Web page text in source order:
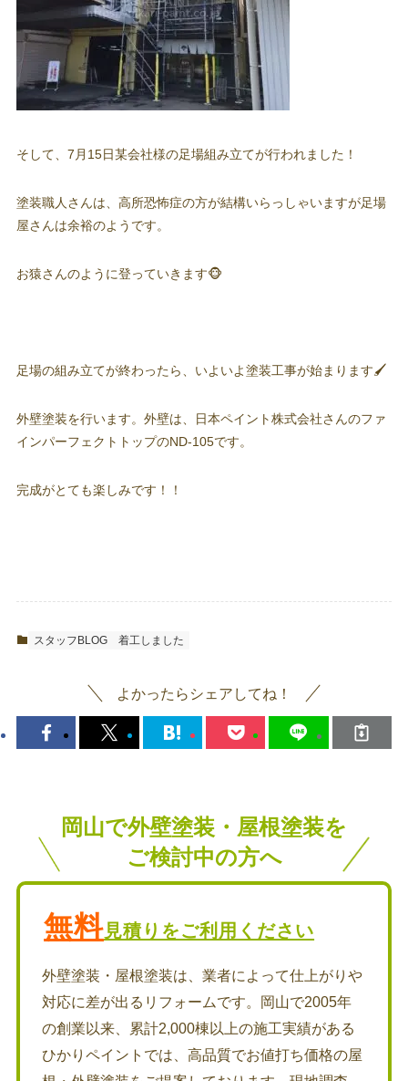
そして、7月15日某会社様の足場組み立てが行われました！
塗装職人さんは、高所恐怖症の方が結構いらっしゃいますが足場
屋さんは余裕のようです。
お猿さんのように登っていきます🐵
足場の組み立てが終わったら、いよいよ塗装工事が始まります🖌
外壁塗装を行います。外壁は、日本ペイント株式会社さんのファ
インパーフェクトトップのND-105です。
完成がとても楽しみです！！
スタッフBLOG 着工しました
よかったらシェアしてね！
岡山で外壁塗装・屋根塗装を
ご検討中の方へ
無料見積りをご利用ください
外壁塗装・屋根塗装は、業者によって仕上がりや
対応に差が出るリフォームです。岡山で2005年
の創業以来、累計2,000棟以上の施工実績がある
ひかりペイントでは、高品質でお値打ち価格の屋